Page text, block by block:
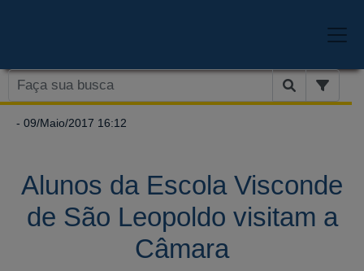
- 09/Maio/2017 16:12
Alunos da Escola Visconde
de São Leopoldo visitam a
Câmara